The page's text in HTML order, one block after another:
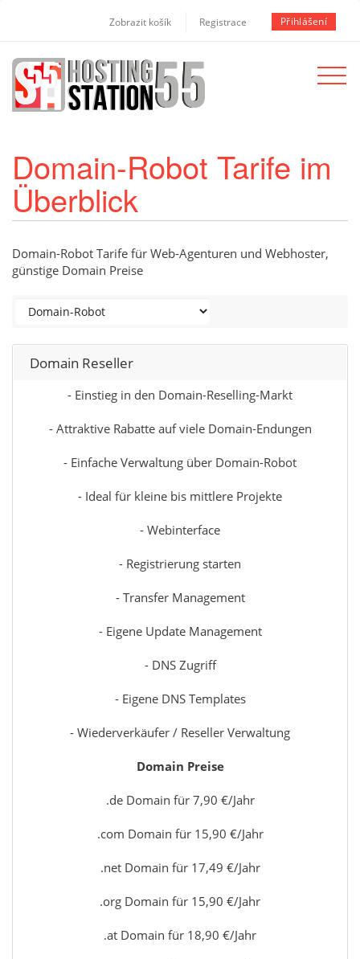
Zobrazit košík Registrace Přihlášení
Toggle
Domain-Robot Tarife im
Überblick
Domain-Robot Tarife für Web-Agenturen und Webhoster,
günstige Domain Preise
Domain Reseller
- Einstieg in den Domain-Reselling-Markt
- Attraktive Rabatte auf viele Domain-Endungen
- Einfache Verwaltung über Domain-Robot
- Ideal für kleine bis mittlere Projekte
- Webinterface
- Registrierung starten
- Transfer Management
- Eigene Update Management
- DNS Zugriff
- Eigene DNS Templates
- Wiederverkäufer / Reseller Verwaltung
Domain Preise
.de Domain für 7,90 €/Jahr
.com Domain für 15,90 €/Jahr
.net Domain für 17,49 €/Jahr
.org Domain für 15,90 €/Jahr
.at Domain für 18,90 €/Jahr